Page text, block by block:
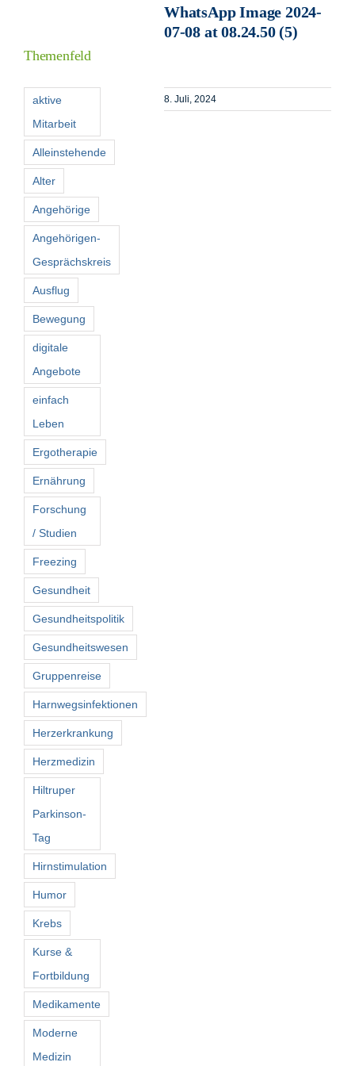
Kontakt
Suche
nach:
WhatsApp Image 2024-
07-08 at 08.24.50 (5)
8. Juli, 2024
Themenfeld
aktive
Mitarbeit
Alleinstehende
Alter
Angehörige
Angehörigen-
Gesprächskreis
Ausflug
Bewegung
digitale
Angebote
einfach
Leben
Ergotherapie
Ernährung
Forschung
/ Studien
Freezing
Gesundheit
Gesundheitspolitik
Gesundheitswesen
Gruppenreise
Harnwegsinfektionen
Herzerkrankung
Herzmedizin
Hiltruper
Parkinson-
Tag
Hirnstimulation
Humor
Krebs
Kurse &
Fortbildung
Medikamente
Moderne
Medizin